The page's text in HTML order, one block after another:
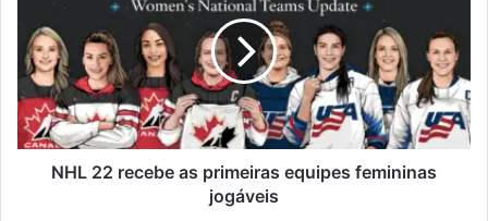
NHL 22 recebe as primeiras equipes femininas
jogáveis